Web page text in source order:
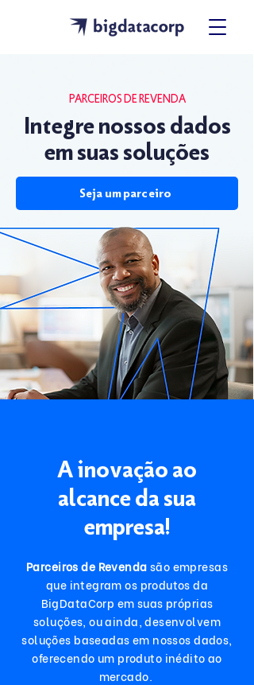
Integre nossos dados
em suas soluções
PARCEIROS DE REVENDA
Seja um parceiro
A inovação ao
alcance da sua
empresa!
Parceiros de Revendasão empresas
que integram os produtos da
BigDataCorp em suas próprias
soluções, ou ainda, desenvolvem
soluções baseadas em nossos dados,
oferecendo um produto inédito ao
mercado.